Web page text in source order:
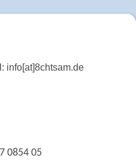
info[at]8chtsam.de
0854 05